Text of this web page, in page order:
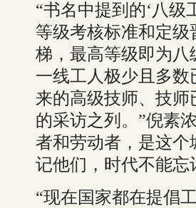
“书名中提到的‘八级
等级考核标准和定
梯，最高等级即为
一线工人极少且多数
来的高级技师、技
的采访之列。”倪素
者和劳动者，是这
记他们，时代不能忘
“现在国家都在提倡